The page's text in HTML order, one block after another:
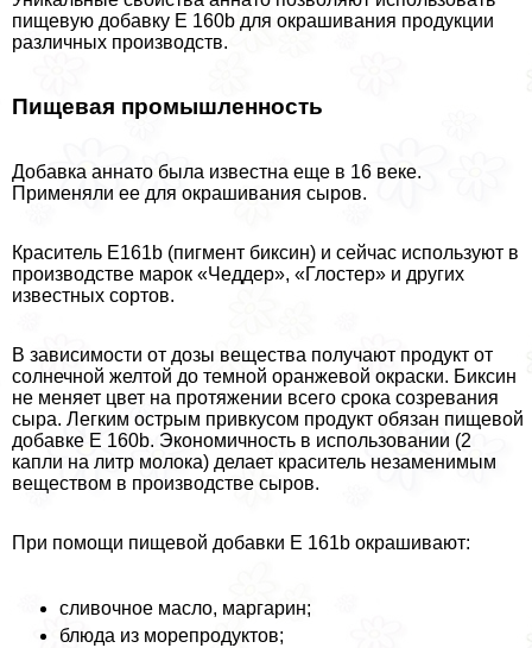
пищевую добавку Е 160b для окрашивания продукции
различных производств.
Пищевая промышленность
Добавка аннато была известна еще в 16 веке.
Применяли ее для окрашивания сыров.
Краситель Е161b (пигмент биксин) и сейчас используют в
производстве марок «Чеддер», «Глостер» и других
известных сортов.
В зависимости от дозы вещества получают продукт от
солнечной желтой до темной оранжевой окраски. Биксин
не меняет цвет на протяжении всего срока созревания
сыра. Легким острым привкусом продукт обязан пищевой
добавке Е 160b. Экономичность в использовании (2
капли на литр молока) делает краситель незаменимым
веществом в производстве сыров.
При помощи пищевой добавки Е 161b окрашивают:
сливочное масло, маргарин;
блюда из морепродуктов;